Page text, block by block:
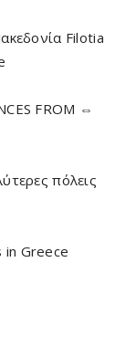
Filotia
FROM ⇔
πόλεις
Greece